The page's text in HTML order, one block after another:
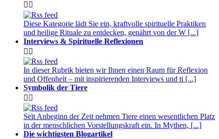
 
Diese Kategorie lädt Sie ein, kraftvolle spirituelle Praktiken
und heilige Rituale zu entdecken, genährt von der W [...]
Interviews & Spirituelle Reflexionen
 
In dieser Rubrik bieten wir Ihnen einen Raum für Reflexion
und Offenheit – mit inspirierenden Interviews und ti [...]
Symbolik der Tiere
 
Seit Anbeginn der Zeit nehmen Tiere einen wesentlichen Platz
in der menschlichen Vorstellungskraft ein. In Mythen, [...]
Die wichtigsten Blogartikel